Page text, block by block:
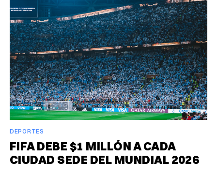
DEPORTES
FIFA DEBE $1 MILLÓN A CADA
CIUDAD SEDE DEL MUNDIAL 2026